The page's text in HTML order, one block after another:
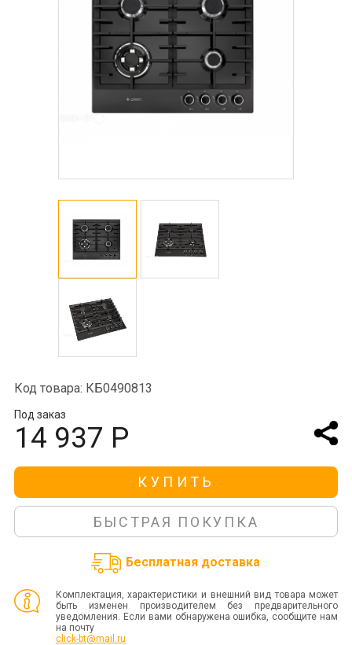
Код товара: КБ0490813
Под заказ
14 937 Р
КУПИТЬ
БЫСТРАЯ ПОКУПКА
Бесплатная доставка
Комплектация, характеристики и внешний вид товара может
быть изменен производителем без предварительного
уведомления. Если вами обнаружена ошибка, сообщите нам
на почту
click-bt@mail.ru